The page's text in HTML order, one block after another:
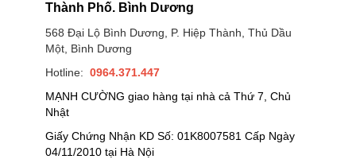
Thành Phố. Bình Dương
568 Đại Lộ Bình Dương, P. Hiệp Thành, Thủ Dầu
Một, Bình Dương
Hotline: 0964.371.447
MẠNH CƯỜNG giao hàng tại nhà cả Thứ 7, Chủ
Nhật
Giấy Chứng Nhận KD Số: 01K8007581 Cấp Ngày
04/11/2010 tại Hà Nội